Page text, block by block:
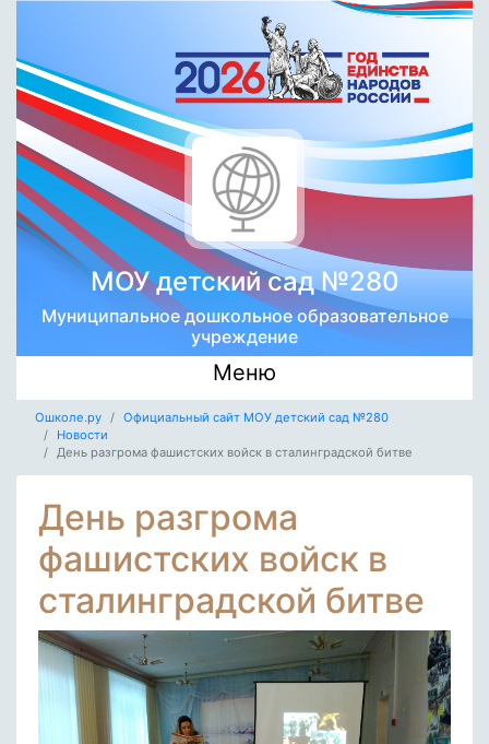
МОУ детский сад №280
Муниципальное дошкольное образовательное
учреждение
Меню
Ошколе.ру
Официальный сайт МОУ детский сад №280
Новости
День разгрома фашистских войск в сталинградской битве
День разгрома
фашистских войск в
сталинградской битве